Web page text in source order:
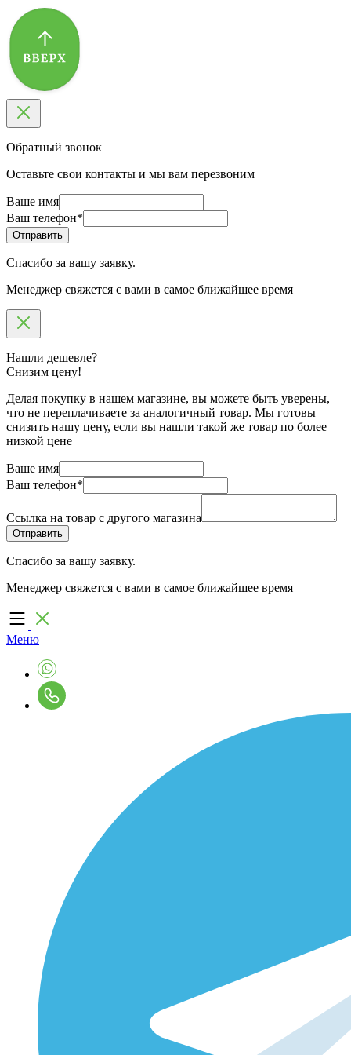
Обратный звонок
Оставьте свои контакты и мы вам перезвоним
Ваше имя
Ваш телефон*
Спасибо за вашу заявку.
Менеджер свяжется с вами в самое ближайшее время
Нашли дешевле?
Снизим цену!
Делая покупку в нашем магазине, вы можете быть уверены,
что не переплачиваете за аналогичный товар. Мы готовы
снизить нашу цену, если вы нашли такой же товар по более
низкой цене
Ваше имя
Ваш телефон*
Ссылка на товар с другого магазина
Спасибо за вашу заявку.
Менеджер свяжется с вами в самое ближайшее время
Меню